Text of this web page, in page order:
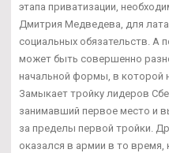
этапа приватизации,
Дмитрия Медведева, для
социальных обязательств. А
может быть совершенно
начальной формы, в которой
Замыкает тройку лидеров
занимавший первое место и
за пределы первой тройки.
оказался в армии в то время,